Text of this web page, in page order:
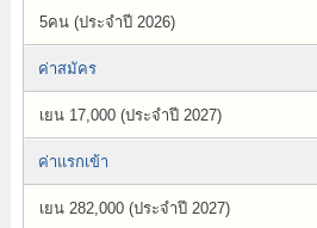
5คน (ประจำปี 2026)
ค่าสมัคร
เยน 17,000 (ประจำปี 2027)
ค่าแรกเข้า
เยน 282,000 (ประจำปี 2027)